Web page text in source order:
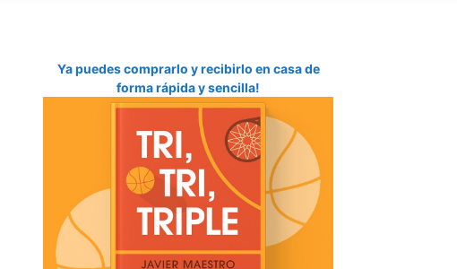
Ya puedes comprarlo y recibirlo en casa de
forma rápida y sencilla!